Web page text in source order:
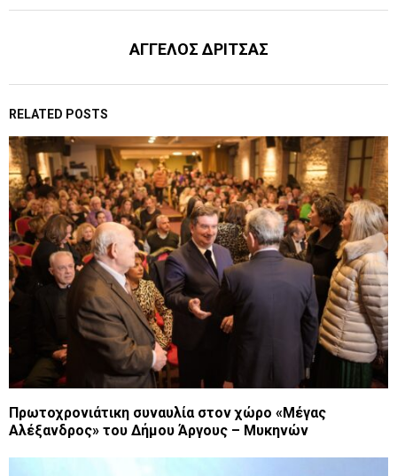
ΑΓΓΕΛΟΣ ΔΡΙΤΣΑΣ
RELATED POSTS
Πρωτοχρονιάτικη συναυλία στον χώρο «Μέγας
Αλέξανδρος» του Δήμου Άργους – Μυκηνών